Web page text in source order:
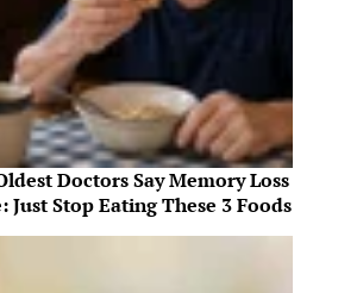
Doctors Say Memory Loss
Just Stop Eating These 3 Foods